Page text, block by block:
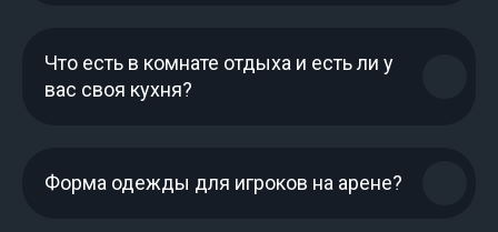
Что есть в комнате отдыха и есть ли у
вас своя кухня?
Форма одежды для игроков на арене?